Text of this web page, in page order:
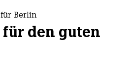
Berlin
den guten